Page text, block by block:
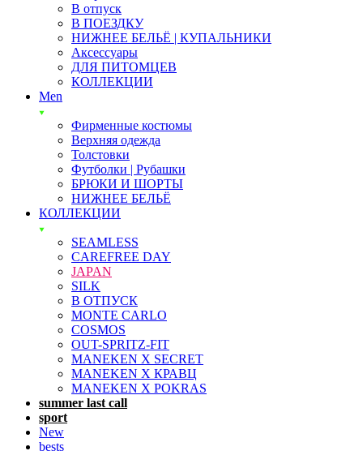
В отпуск
В ПОЕЗДКУ
НИЖНЕЕ БЕЛЬЁ | КУПАЛЬНИКИ
Аксессуары
ДЛЯ ПИТОМЦЕВ
КОЛЛЕКЦИИ
Men
Фирменные костюмы
Верхняя одежда
Толстовки
Футболки | Рубашки
БРЮКИ И ШОРТЫ
НИЖНЕЕ БЕЛЬЁ
КОЛЛЕКЦИИ
SEAMLESS
CAREFREE DAY
JAPAN
SILK
В ОТПУСК
MONTE CARLO
COSMOS
OUT-SPRITZ-FIT
MANEKEN X SECRET
MANEKEN X КРАВЦ
MANEKEN X POKRAS
summer last call
sport
New
bests